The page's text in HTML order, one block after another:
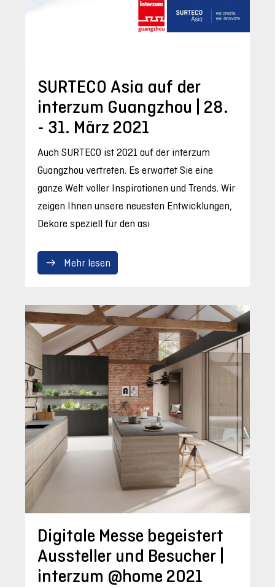
SURTECO Asia auf der
interzum Guangzhou | 28.
- 31. März 2021
Auch SURTECO ist 2021 auf der interzum
Guangzhou vertreten. Es erwartet Sie eine
ganze Welt voller Inspirationen und Trends. Wir
zeigen Ihnen unsere neuesten Entwicklungen,
Dekore speziell für den asi
Mehr lesen
Digitale Messe begeistert
Aussteller und Besucher |
interzum @home 2021